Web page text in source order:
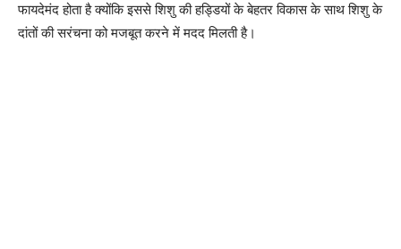
फायदेमंद होता है क्योंकि इससे शिशु की हड्डियों के बेहतर विकास के साथ शिशु के
दांतों की सरंचना को मजबूत करने में मदद मिलती है।